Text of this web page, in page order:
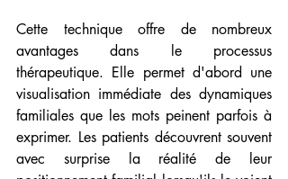
Cette technique offre de nombreux
avantages dans le processus
thérapeutique. Elle permet d'abord une
visualisation immédiate des dynamiques
familiales que les mots peinent parfois à
exprimer. Les patients découvrent souvent
avec surprise la réalité de leur